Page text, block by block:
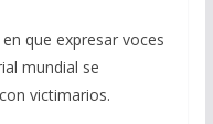
que expresar voces
mundial se
victimarios.